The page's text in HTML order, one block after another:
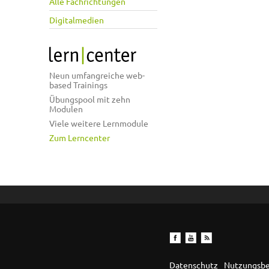
Digitalmedien
Neun umfangreiche web-
based Trainings
Übungspool mit zehn
Modulen
Viele weitere Lernmodule
Zum Lerncenter
Datenschutz